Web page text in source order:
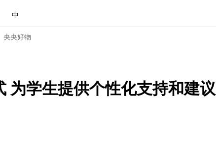
中
央央好物
为学生提供个性化支持和建议